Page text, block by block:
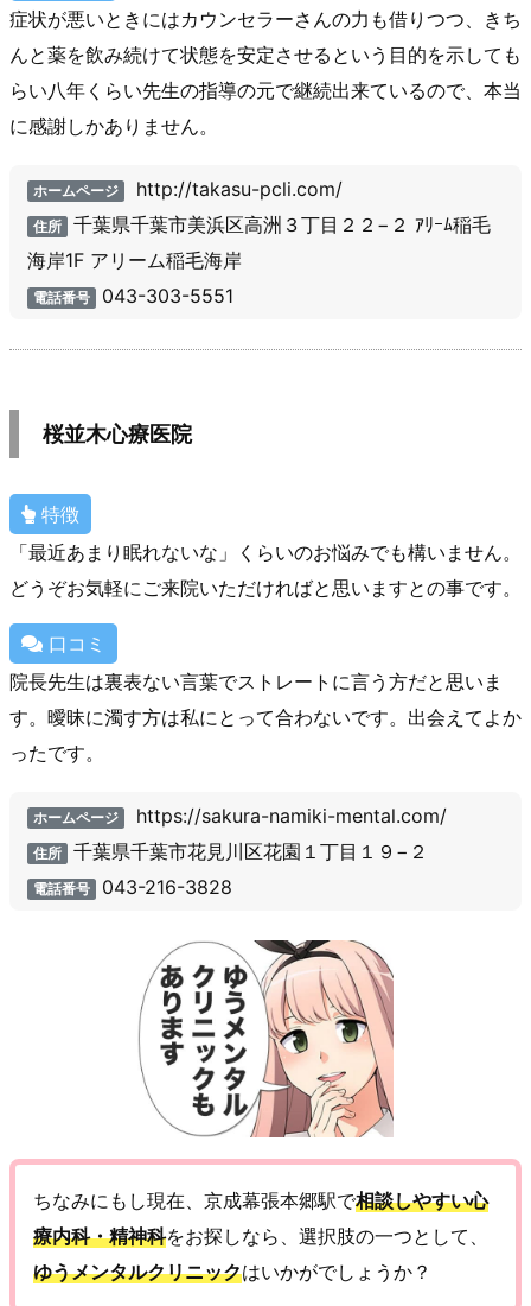
症状が悪いときにはカウンセラーさんの力も借りつつ、きち
んと薬を飲み続けて状態を安定させるという目的を示しても
らい八年くらい先生の指導の元で継続出来ているので、本当
に感謝しかありません。
ホームページ http://takasu-pcli.com/
住所 千葉県千葉市美浜区高洲３丁目２２−２ ｱﾘｰﾑ稲毛
海岸1F アリーム稲毛海岸
電話番号 043-303-5551
桜並木心療医院
特徴
「最近あまり眠れないな」くらいのお悩みでも構いません。
どうぞお気軽にご来院いただければと思いますとの事です。
口コミ
院長先生は裏表ない言葉でストレートに言う方だと思いま
す。曖昧に濁す方は私にとって合わないです。出会えてよか
ったです。
ホームページ https://sakura-namiki-mental.com/
住所 千葉県千葉市花見川区花園１丁目１９−２
電話番号 043-216-3828
ちなみにもし現在、京成幕張本郷駅で相談しやすい心
療内科・精神科をお探しなら、選択肢の一つとして、
ゆうメンタルクリニックはいかがでしょうか？